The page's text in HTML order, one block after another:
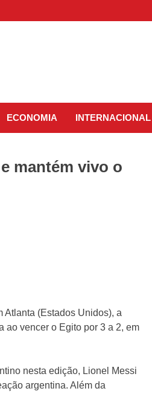
ECONOMIA INTERNACIONAL
mantém vivo o
Atlanta (Estados Unidos), a
ao vencer o Egito por 3 a 2, em
nesta edição, Lionel Messi
argentina. Além da